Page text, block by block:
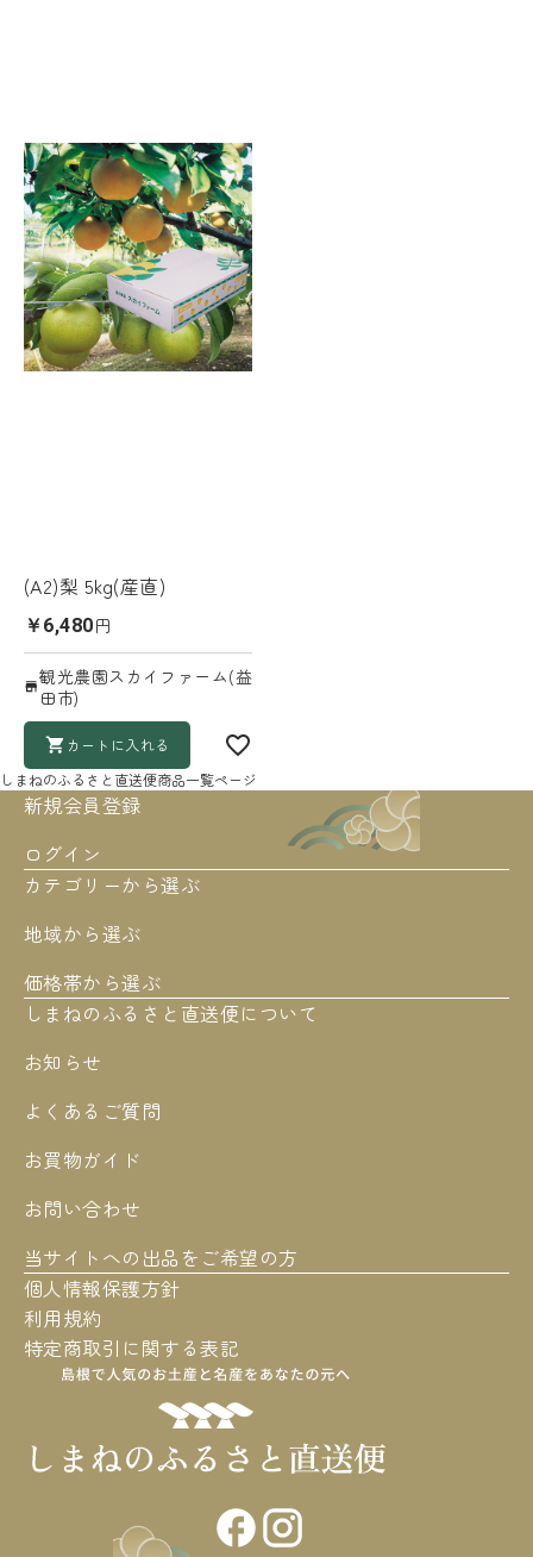
(A2)梨 5kg(産直)
￥6,480円
観光農園スカイファーム(益
田市)
カートに入れる
しまねのふるさと直送便商品一覧ページ
カテゴリーから選ぶ
地域から選ぶ
価格帯から選ぶ
新規会員登録
ログイン
しまねのふるさと直送便について
お知らせ
よくあるご質問
お買物ガイド
お問い合わせ
当サイトへの出品をご希望の方
個人情報保護方針
利用規約
特定商取引に関する表記